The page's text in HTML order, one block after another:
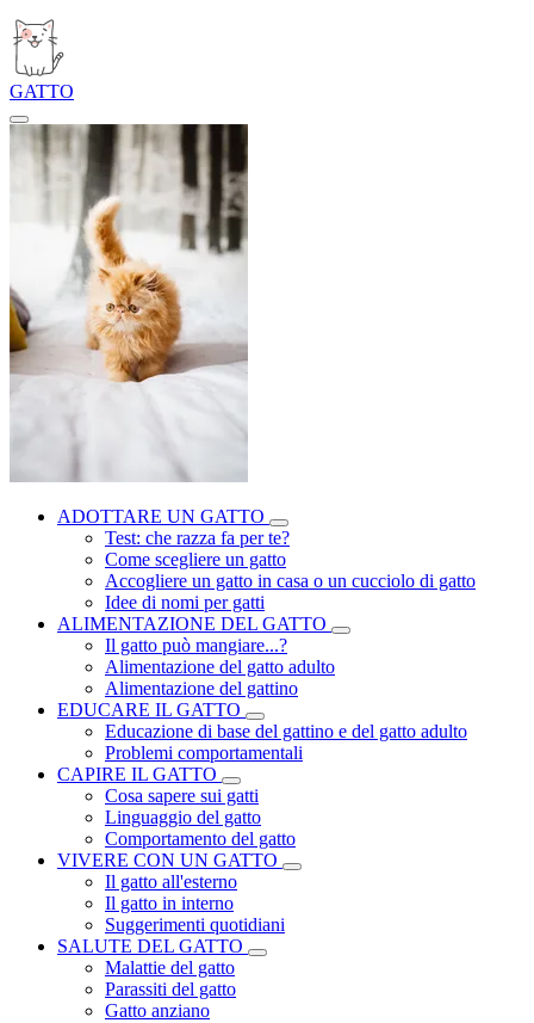
GATTO
ADOTTARE UN GATTO
Test: che razza fa per te?
Come scegliere un gatto
Accogliere un gatto in casa o un cucciolo di gatto
Idee di nomi per gatti
ALIMENTAZIONE DEL GATTO
Il gatto può mangiare...?
Alimentazione del gatto adulto
Alimentazione del gattino
EDUCARE IL GATTO
Educazione di base del gattino e del gatto adulto
Problemi comportamentali
CAPIRE IL GATTO
Cosa sapere sui gatti
Linguaggio del gatto
Comportamento del gatto
VIVERE CON UN GATTO
Il gatto all'esterno
Il gatto in interno
Suggerimenti quotidiani
SALUTE DEL GATTO
Malattie del gatto
Parassiti del gatto
Gatto anziano